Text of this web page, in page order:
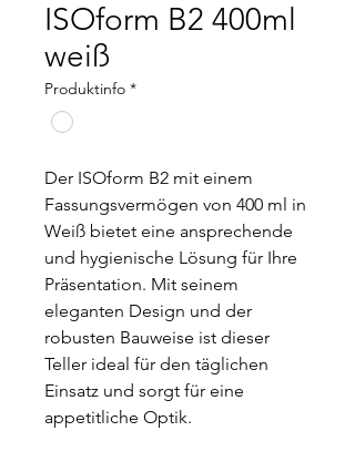
ISOform B2 400ml
weiß
Produktinfo *
Der ISOform B2 mit einem
Fassungsvermögen von 400 ml in
Weiß bietet eine ansprechende
und hygienische Lösung für Ihre
Präsentation. Mit seinem
eleganten Design und der
robusten Bauweise ist dieser
Teller ideal für den täglichen
Einsatz und sorgt für eine
appetitliche Optik.